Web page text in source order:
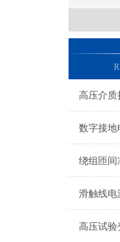
高压介质
高压试验